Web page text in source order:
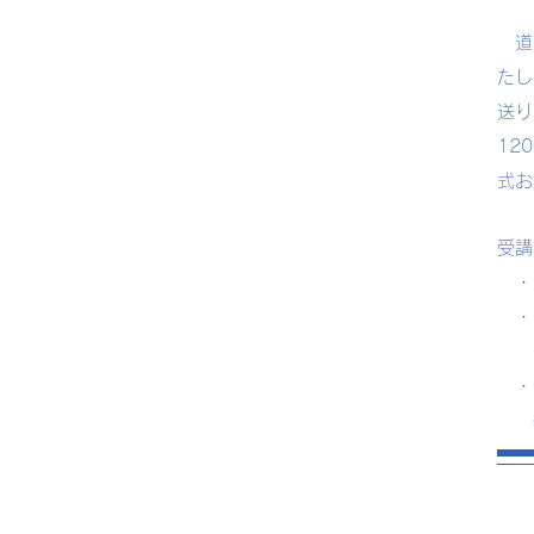
道
た
送
式
受
・
・
一
・
※1